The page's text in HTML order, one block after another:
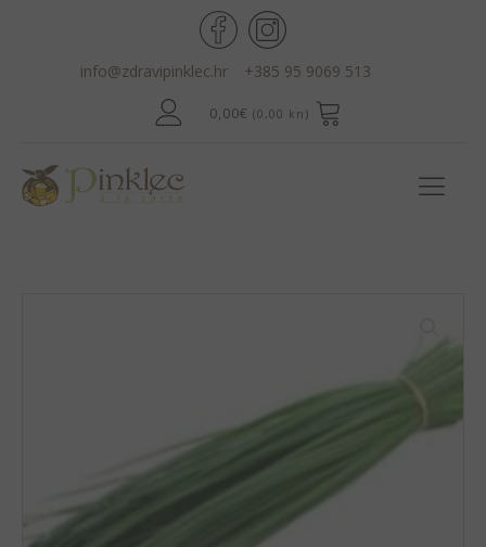
info@zdravipinklec.hr +385 95 9069 513
0,00€ (0,00 kn)